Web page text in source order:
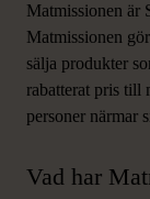
Matmissionen är
Matmissionen
sälja produkter
rabatterat pris till
personer närmar
Vad har